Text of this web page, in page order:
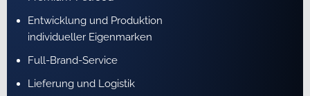
Entwicklung und Produktion
individueller Eigenmarken
Full-Brand-Service
Lieferung und Logistik